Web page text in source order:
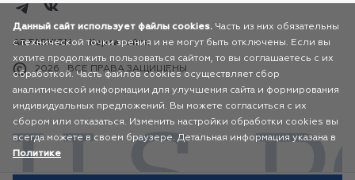
2026 ВСЕ ПРАВА ЗАЩИЩЕНЫ
AR FASHION Карта сайта
Данный сайт использует файлы cookies. Часть из них обязательны
с технической точки зрения и не могут быть отключены. Если вы
хотите продолжить пользоваться сайтом, то вы соглашаетесь с их
обработкой. Часть файлов cookies осуществляет сбор
аналитической информации для улучшения сайта и формирования
индивидуальных предложений. Вы можете согласиться с их
сбором или отказаться. Изменить настройки обработки cookies вы
всегда можете в своем браузере. Детальная информация указана в
Политике